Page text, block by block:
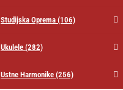
Studijska Oprema(106)
Ukulele(282)
Ustne Harmonike(256)